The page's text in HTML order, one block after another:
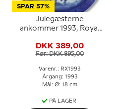
SPAR 57%
Julegæsterne
ankommer 1993, Royal
DKK 389,00
Før: DKK 895,00
Varenr.: RX1993
Årgang: 1993
Mål: Ø: 18 cm
PÅ LAGER